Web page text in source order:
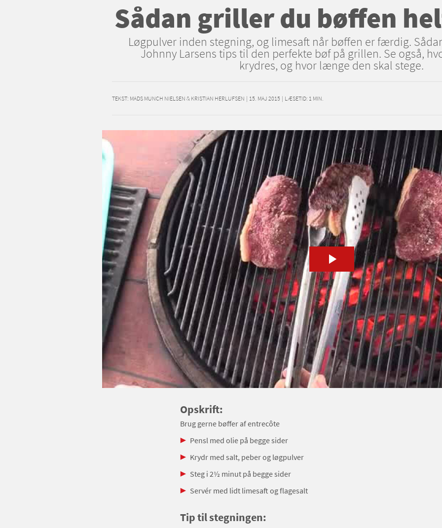
Sådan griller du bøffen
Løgpulver inden stegning, og limesaft når bøffen er færdig.
Johnny Larsens tips til den perfekte bøf på grillen. Se også,
krydres, og hvor længe den skal stege.
TEKST: MADS MUNCH NIELSEN & KRISTIAN HERLUFSEN | 15. MAJ 2015 | LÆSETID: 1 MIN.
Opskrift:
Brug gerne bøffer af entrecôte
Pensl med olie på begge sider
Krydr med salt, peber og løgpulver
Steg i 2½ minut på begge sider
Servér med lidt limesaft og flagesalt
Tip til stegningen: